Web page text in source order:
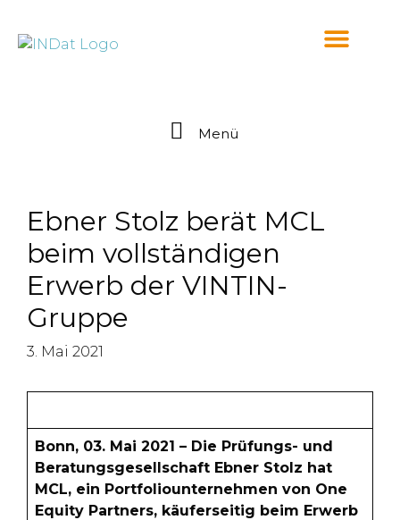
Menü
Ebner Stolz berät MCL
beim vollständigen
Erwerb der VINTIN-
Gruppe
3. Mai 2021
Bonn, 03. Mai 2021 – Die Prüfungs- und
Beratungsgesellschaft Ebner Stolz hat
MCL, ein Portfoliounternehmen von One
Equity Partners, käuferseitig beim Erwerb